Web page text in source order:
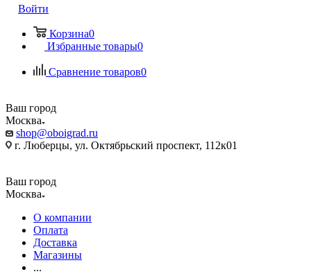
Войти
Корзина0
Избранные товары0
Сравнение товаров0
Ваш город
Москва
shop@oboigrad.ru
г. Люберцы, ул. Октябрьский проспект, 112к01
Ваш город
Москва
О компании
Оплата
Доставка
Магазины
...